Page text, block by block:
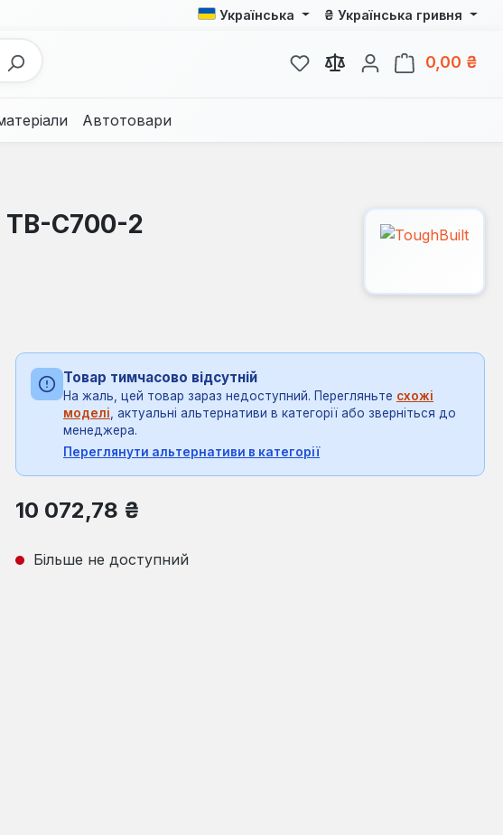
Українська ₴ Українська гривня
У вас є 0 у списку бажань
0,00 ₴
Автотовари
TB-C700-2
Товар тимчасово відсутній
На жаль, цей товар зараз недоступний. Перегляньте схожі
моделі , актуальні альтернативи в категорії або зверніться до
менеджера.
Переглянути альтернативи в категорії
Звичайна ціна:
10 072,78 ₴
Більше не доступний